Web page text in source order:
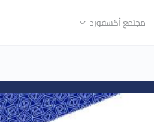
مجتمع أكسفورد